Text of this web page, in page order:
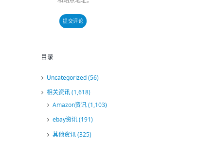
目录
Uncategorized(56)
相关资讯(1,618)
Amazon资讯(1,103)
ebay资讯(191)
其他资讯(325)